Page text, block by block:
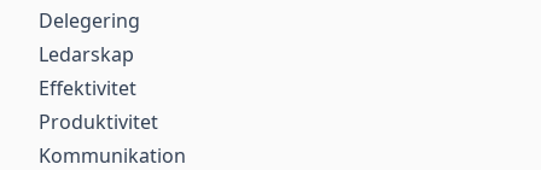
Delegering
Ledarskap
Effektivitet
Produktivitet
Kommunikation